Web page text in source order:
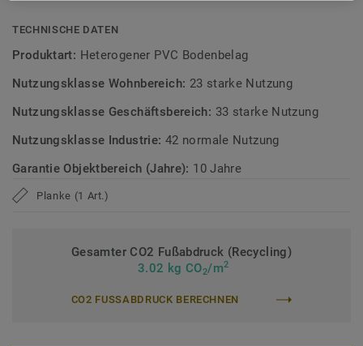
Alle Dekore der Kollektion iD Classics 55 werden bei
versendet.*
* Gilt nur für Standardformate. Mini-Planks und EIR-Dekore
sind ausgenommen.
Erfahren Sie mehr über Tarkett Designböden.
TECHNISCHE DATEN
Produktart: Heterogener PVC Bodenbelag
Nutzungsklasse Wohnbereich: 23 starke Nutzung
Nutzungsklasse Geschäftsbereich: 33 starke Nutzung
Nutzungsklasse Industrie: 42 normale Nutzung
Garantie Objektbereich (Jahre): 10 Jahre
Planke (1 Art.)
Gesamter CO2 Fußabdruck (Recycling)
3.02 kg CO2/m2
CO2 FUSSABDRUCK BERECHNEN